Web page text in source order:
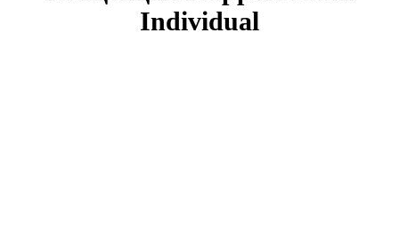
Individual